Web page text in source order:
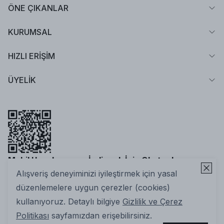
Alışveriş deneyiminizi iyileştirmek için yasal
düzenlemelere uygun çerezler (cookies)
kullanıyoruz. Detaylı bilgiye Gizlilik ve Çerez
Politikası sayfamızdan erişebilirsiniz.
ÖNE ÇIKANLAR
KURUMSAL
HIZLI ERİŞİM
ÜYELİK
Mobil Uygulamamızı İndirmek İçin Okutun!